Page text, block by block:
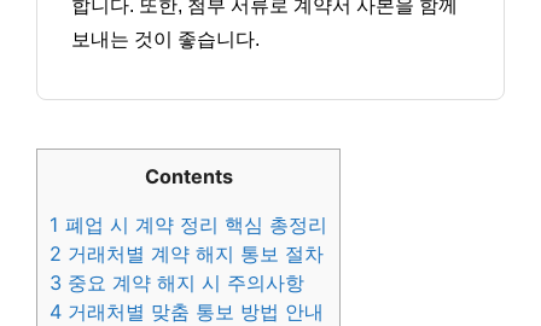
합니다. 또한, 첨부 서류로 계약서 사본을 함께
보내는 것이 좋습니다.
Contents
1 폐업 시 계약 정리 핵심 총정리
2 거래처별 계약 해지 통보 절차
3 중요 계약 해지 시 주의사항
4 거래처별 맞춤 통보 방법 안내